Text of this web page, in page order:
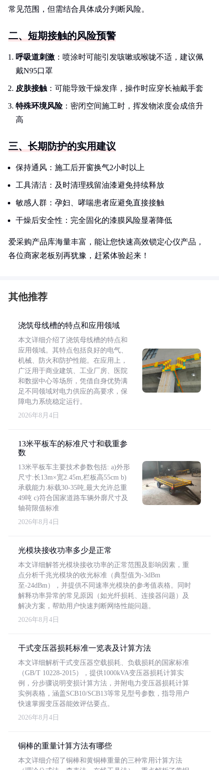
常见范围，但需结合具体成分判断风险。
二、短期接触的风险预警
呼吸道刺激 ：喷涂时可能引发咳嗽或喉咙不适，建议佩
戴N95口罩
皮肤接触 ：可能导致干燥发痒，操作时应穿长袖戴手套
特殊环境风险：密闭空间施工时，挥发物浓度会成倍升
高
三、长期防护的实用建议
保持通风：施工后开窗换气2小时以上
工具清洁：及时清理残留油漆避免持续释放
敏感人群：孕妇、哮喘患者应避免直接接触
干燥后安全性：完全固化的漆膜风险显著降低
爱采购产品库海量丰富，能让您快速高效锁定心仪产品，
各位商家老板别再犹豫，赶紧体验起来！
其他推荐
浇筑母线槽的特点和应用领域
本文详细介绍了浇筑母线槽的特点和
应用领域。其特点包括良好的电气、
机械、防火和防护性能。在应用上，
广泛用于商业建筑、工业厂房、医院
和数据中心等场所，凭借自身优势满
足不同领域对电力供应的高要求，保
障电力系统稳定运行。
2026年8月4日
13米平板车的标准尺寸和载重参
数
13米平板车主要技术参数包括: a)外形
尺寸:长13m×宽2.45m,栏板高55cm b)
承载能力:标载30-35吨,最大允许总重
49吨 c)符合国家道路车辆外廓尺寸及
轴荷限值标准
2026年8月4日
光模块接收功率多少是正常
本文详细解答光模块接收功率的正常范围及影响因素，重
点分析千兆光模块的收光标准（典型值为-3dBm
至-24dBm），并提供不同速率光模块的参考值表格。同时
解释功率异常的常见原因（如光纤损耗、连接器问题）及
解决方案，帮助用户快速判断网络性能问题。
2026年8月4日
干式变压器损耗标准一览表及计算方法
本文详细解析干式变压器空载损耗、负载损耗的国家标准
（GB/T 10228-2015），提供1000kVA变压器损耗计算实
例，分步骤说明变损计算方法，并附电力变压器损耗计算
实例表格，涵盖SCB10/SCB13等常见型号参数，指导用户
快速掌握变压器能效评估要点。
2026年8月4日
铜棒的重量计算方法有哪些
本文详细介绍了铜棒和黄铜棒重量的三种常用计算方法